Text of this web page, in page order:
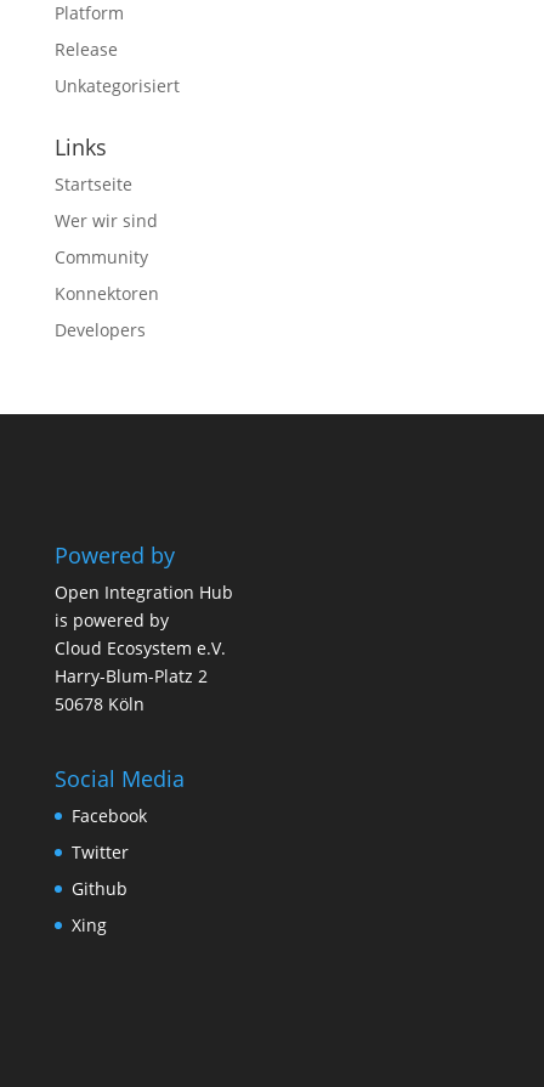
Platform
Release
Unkategorisiert
Links
Startseite
Wer wir sind
Community
Konnektoren
Developers
Powered by
Open Integration Hub
is powered by
Cloud Ecosystem e.V.
Harry-Blum-Platz 2
50678 Köln
Social Media
Facebook
Twitter
Github
Xing